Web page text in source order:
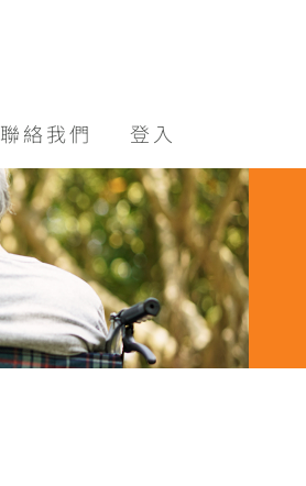
聯絡我們 登入